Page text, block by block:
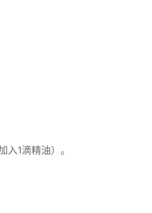
1滴精油）。